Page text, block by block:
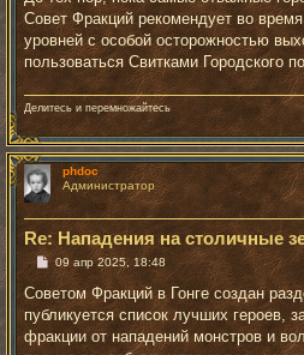
Совет Фракций рекомендует во
уровней с особой осторожностью
пользоваться Свитками Городского
Делитесь и перемножайтесь
phdoc
Администратор
Re: Нападения на столичные
С
о
о
б
щ
е
09 апр 2025, 18:48
Советом Фракций в Гонге создан
публикуется список лучших
фракции от нападений монстров и